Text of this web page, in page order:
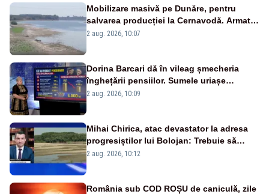
Mobilizare masivă pe Dunăre, pentru
salvarea producției la Cernavodă. Armata
va detona o stâncă și va devia apa
2 aug. 2026, 10:07
Dorina Barcari dă în vileag șmecheria
înghețării pensiilor. Sumele uriașe
pierdute de fiecare român
2 aug. 2026, 10:09
Mihai Chirica, atac devastator la adresa
progresiștilor lui Bolojan: Trebuie să
protejăm și natura, dar nu șținem omaneii
2 aug. 2026, 10:12
România sub COD ROȘU de caniculă, zile